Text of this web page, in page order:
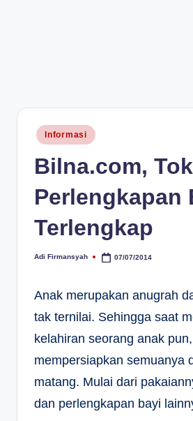
Posted
in
Informasi
Bilna.com,
Perlengkapan
Terlengkap
Posted
Adi Firmansyah 07/07/2014
Anak merupakan anugrah
tak ternilai. Sehingga saat
kelahiran seorang anak
mempersiapkan semuanya
matang. Mulai dari
dan perlengkapan bayi